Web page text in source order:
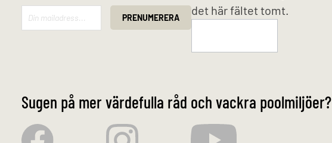
PRENUMERERA
det här fältet tomt.
Sugen på mer värdefulla råd och vackra poolmiljöer?